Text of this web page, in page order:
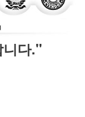
니다."